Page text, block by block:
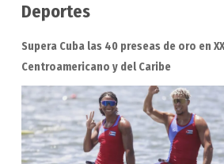
Deportes
Supera Cuba las 40 preseas de oro en
Centroamericano y del Caribe